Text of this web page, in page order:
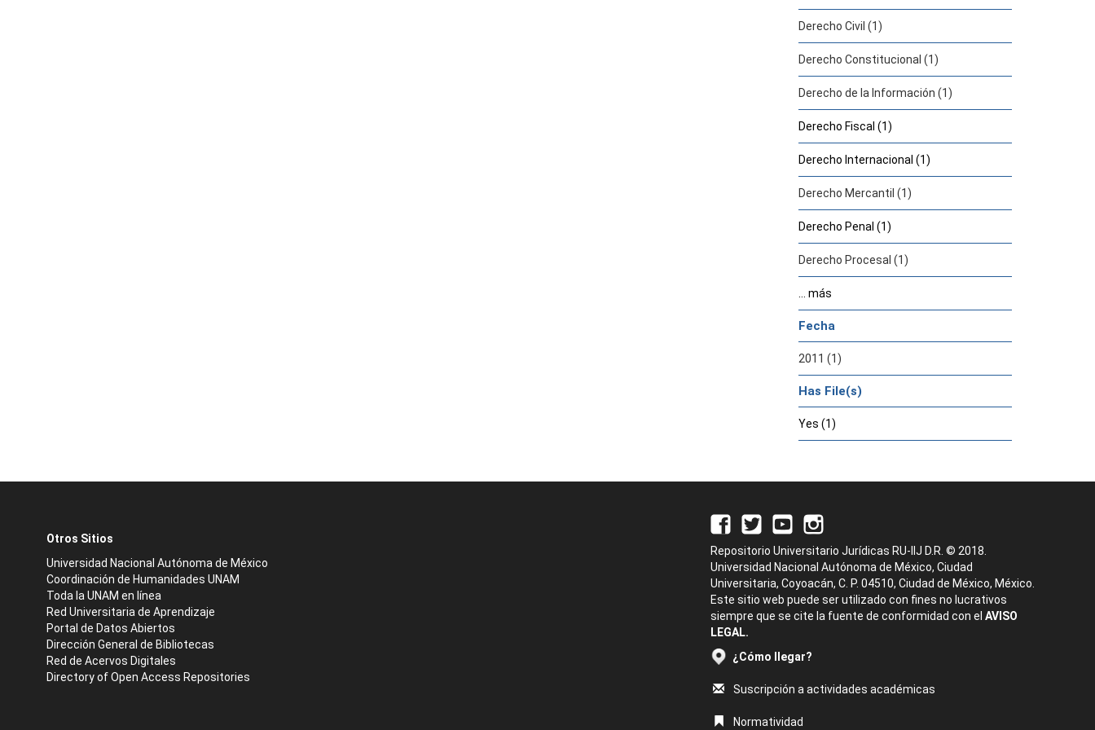
Derecho Civil (1)
Derecho Constitucional (1)
Derecho de la Información (1)
Derecho Fiscal (1)
Derecho Internacional (1)
Derecho Mercantil (1)
Derecho Penal (1)
Derecho Procesal (1)
... más
Fecha
2011 (1)
Has File(s)
Yes (1)
Otros Sitios
Universidad Nacional Autónoma de México
Coordinación de Humanidades UNAM
Toda la UNAM en línea
Red Universitaria de Aprendizaje
Portal de Datos Abiertos
Dirección General de Bibliotecas
Red de Acervos Digitales
Directory of Open Access Repositories
Repositorio Universitario Jurídicas RU-IIJ D.R. © 2018.
Universidad Nacional Autónoma de México, Ciudad
Universitaria, Coyoacán, C. P. 04510, Ciudad de México, México.
Este sitio web puede ser utilizado con fines no lucrativos
siempre que se cite la fuente de conformidad con el AVISO
LEGAL.
¿Cómo llegar?
Suscripción a actividades académicas
Normatividad